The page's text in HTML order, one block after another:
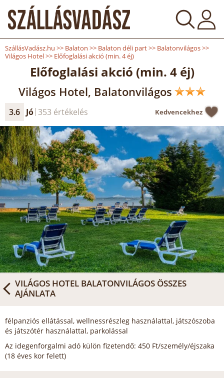
SzállásVadász.hu >> Balaton >> Balaton déli part>> Balatonvilágos>>
Világos Hotel>> Előfoglalási akció (min. 4 éj)
Előfoglalási akció (min. 4 éj)
Világos Hotel, Balatonvilágos
3.6 Jó 353 értékelés Kedvencekhez
VILÁGOS HOTEL BALATONVILÁGOS ÖSSZES
AJÁNLATA
félpanziós ellátással, wellnessrészleg használattal, játszószoba
és játszótér használattal, parkolással
Az idegenforgalmi adó külön fizetendő: 450 Ft/személy/éjszaka
(18 éves kor felett)